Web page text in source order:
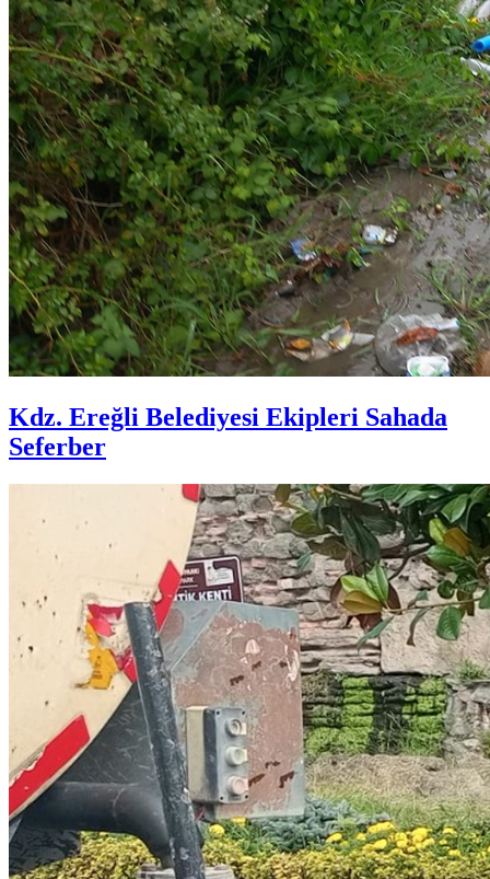
Kdz. Ereğli Belediyesi Ekipleri Sahada
Seferber